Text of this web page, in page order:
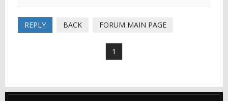
REPLY BACK FORUM MAIN PAGE
1